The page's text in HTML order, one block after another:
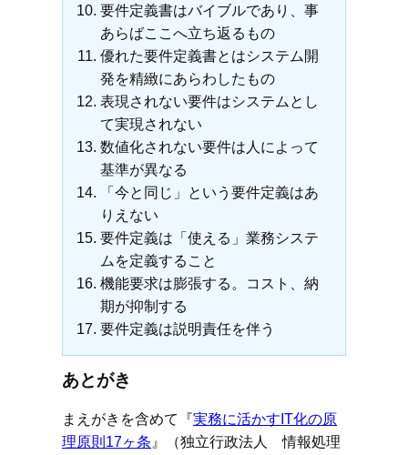
要件定義書はバイブルであり、事
あらばここへ立ち返るもの
優れた要件定義書とはシステム開
発を精緻にあらわしたもの
表現されない要件はシステムとし
て実現されない
数値化されない要件は人によって
基準が異なる
「今と同じ」という要件定義はあ
りえない
要件定義は「使える」業務システ
ムを定義すること
機能要求は膨張する。コスト、納
期が抑制する
要件定義は説明責任を伴う
あとがき
まえがきを含めて『実務に活かすIT化の原
理原則17ヶ条 』（独立行政法人 情報処理